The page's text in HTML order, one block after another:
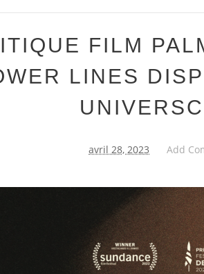
FILM
LINES
avril 28, 2023 Add